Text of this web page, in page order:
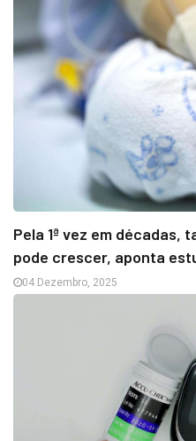
Pela 1ª vez em
pode crescer, aponta
04 Dezembro, 2025